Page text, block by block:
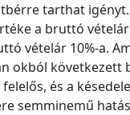
tarthat
a bruttó vételár
vételár 10%-a.
okból következett
és a
semminemű